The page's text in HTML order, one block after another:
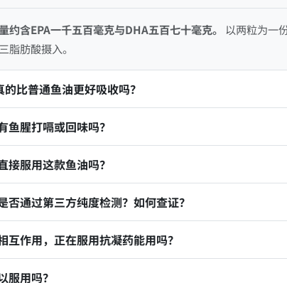
约含EPA一千五百毫克与DHA五百七十毫克。 以两粒为一
脂肪酸摄入。
的比普通鱼油更好吸收吗？
鱼腥打嗝或回味吗？
接服用这款鱼油吗？
否通过第三方纯度检测？如何查证？
互作用，正在服用抗凝药能用吗？
服用吗？